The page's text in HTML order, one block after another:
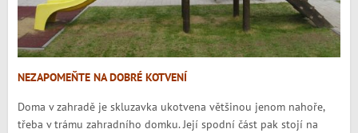
NEZAPOMEŇTE NA DOBRÉ KOTVENÍ
Doma v zahradě je skluzavka ukotvena většinou jenom nahoře,
třeba v trámu zahradního domku. Její spodní část pak stojí na